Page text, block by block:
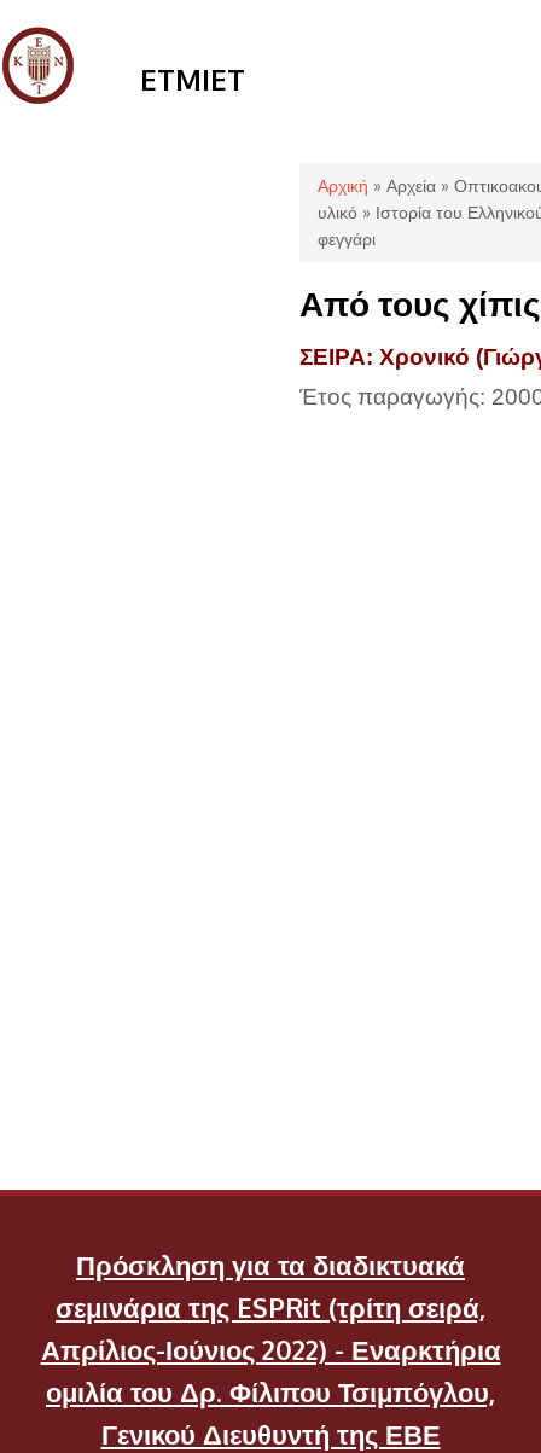
ETMIET
Είστε εδώ
Αρχική » Αρχεία »
υλικό » Ιστορία του
φεγγάρι
Από τους
ΣΕΙΡΑ: Χρονικό
Έτος παραγωγής:
Πρόσκληση για τα διαδικτυακά
σεμινάρια της ESPRit (τρίτη σειρά,
Απρίλιος-Ιούνιος 2022) - Εναρκτήρια
ομιλία του Δρ. Φίλιπου Τσιμπόγλου,
Γενικού Διευθυντή της ΕΒΕ